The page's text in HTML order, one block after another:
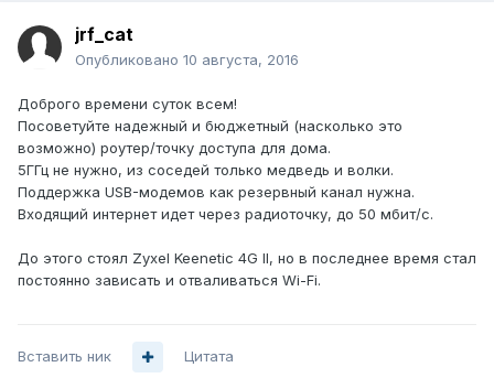
jrf_cat
Опубликовано 10 августа, 2016
Доброго времени суток всем!
Посоветуйте надежный и бюджетный (насколько это
возможно) роутер/точку доступа для дома.
5ГГц не нужно, из соседей только медведь и волки.
Поддержка USB-модемов как резервный канал нужна.
Входящий интернет идет через радиоточку, до 50 мбит/с.
До этого стоял Zyxel Keenetic 4G II, но в последнее время стал
постоянно зависать и отваливаться Wi-Fi.
Вставить ник Цитата